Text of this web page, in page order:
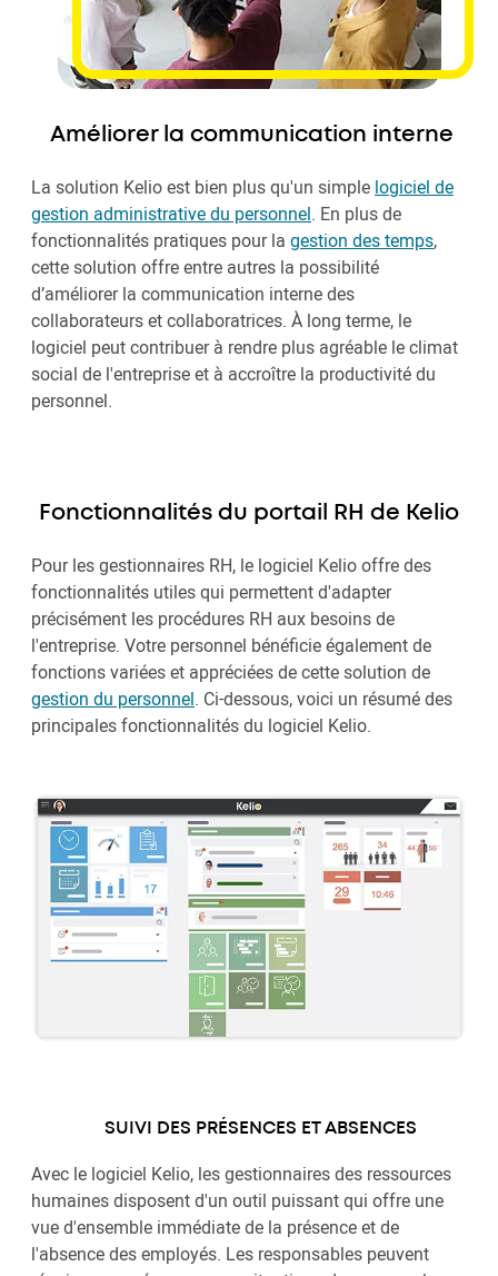
Améliorer la communication interne
La solution Kelio est bien plus qu'un simple logiciel de
gestion administrative du personnel. En plus de
fonctionnalités pratiques pour la gestion des temps,
cette solution offre entre autres la possibilité
d’améliorer la communication interne des
collaborateurs et collaboratrices. À long terme, le
logiciel peut contribuer à rendre plus agréable le climat
social de l'entreprise et à accroître la productivité du
personnel.
Fonctionnalités du portail RH de Kelio
Pour les gestionnaires RH, le logiciel Kelio offre des
fonctionnalités utiles qui permettent d'adapter
précisément les procédures RH aux besoins de
l'entreprise. Votre personnel bénéficie également de
fonctions variées et appréciées de cette solution de
gestion du personnel. Ci-dessous, voici un résumé des
principales fonctionnalités du logiciel Kelio.
SUIVI DES PRÉSENCES ET ABSENCES
Avec le logiciel Kelio, les gestionnaires des ressources
humaines disposent d'un outil puissant qui offre une
vue d'ensemble immédiate de la présence et de
l'absence des employés. Les responsables peuvent